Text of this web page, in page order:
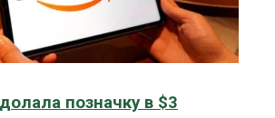
позначку в $3